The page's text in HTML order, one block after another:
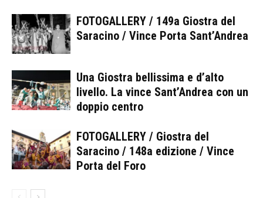
FOTOGALLERY / 149a Giostra del
Saracino / Vince Porta Sant’Andrea
Una Giostra bellissima e d’alto
livello. La vince Sant’Andrea con un
doppio centro
FOTOGALLERY / Giostra del
Saracino / 148a edizione / Vince
Porta del Foro